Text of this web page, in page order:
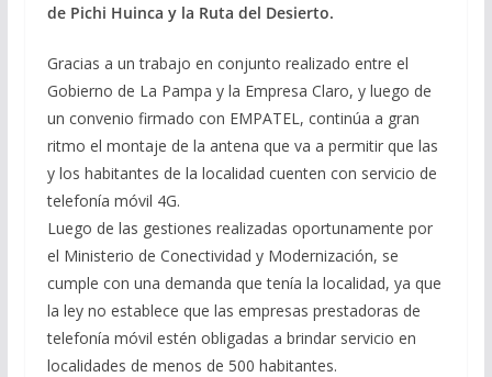
de Pichi Huinca y la Ruta del Desierto.
Gracias a un trabajo en conjunto realizado entre el
Gobierno de La Pampa y la Empresa Claro, y luego de
un convenio firmado con EMPATEL, continúa a gran
ritmo el montaje de la antena que va a permitir que las
y los habitantes de la localidad cuenten con servicio de
telefonía móvil 4G.
Luego de las gestiones realizadas oportunamente por
el Ministerio de Conectividad y Modernización, se
cumple con una demanda que tenía la localidad, ya que
la ley no establece que las empresas prestadoras de
telefonía móvil estén obligadas a brindar servicio en
localidades de menos de 500 habitantes.